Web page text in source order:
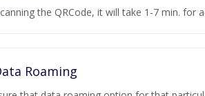
the QRCode, it will take 1-7 min. for
Roaming